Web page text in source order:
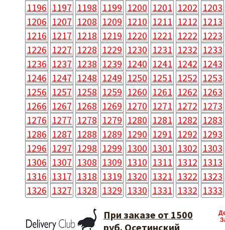
1196 1197 1198 1199 1200 1201 1202 1203
1206 1207 1208 1209 1210 1211 1212 1213
1216 1217 1218 1219 1220 1221 1222 1223
1226 1227 1228 1229 1230 1231 1232 1233
1236 1237 1238 1239 1240 1241 1242 1243
1246 1247 1248 1249 1250 1251 1252 1253
1256 1257 1258 1259 1260 1261 1262 1263
1266 1267 1268 1269 1270 1271 1272 1273
1276 1277 1278 1279 1280 1281 1282 1283
1286 1287 1288 1289 1290 1291 1292 1293
1296 1297 1298 1299 1300 1301 1302 1303
1306 1307 1308 1309 1310 1311 1312 1313
1316 1317 1318 1319 1320 1321 1322 1323
1326 1327 1328 1329 1330 1331 1332 1333
При заказе от 1500
руб. Осетинский